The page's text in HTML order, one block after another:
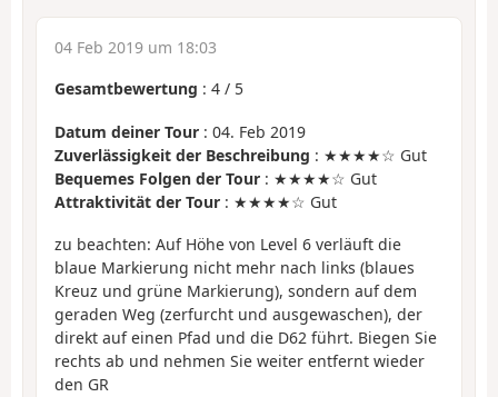
04 Feb 2019 um 18:03
Gesamtbewertung : 4 / 5
Datum deiner Tour : 04. Feb 2019
Zuverlässigkeit der Beschreibung : ★★★★☆ Gut
Bequemes Folgen der Tour : ★★★★☆ Gut
Attraktivität der Tour : ★★★★☆ Gut
zu beachten: Auf Höhe von Level 6 verläuft die
blaue Markierung nicht mehr nach links (blaues
Kreuz und grüne Markierung), sondern auf dem
geraden Weg (zerfurcht und ausgewaschen), der
direkt auf einen Pfad und die D62 führt. Biegen Sie
rechts ab und nehmen Sie weiter entfernt wieder
den GR